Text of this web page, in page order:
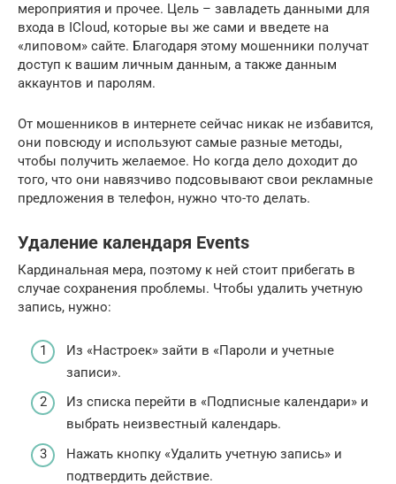
мероприятия и прочее. Цель – завладеть данными для
входа в ICloud, которые вы же сами и введете на
«липовом» сайте. Благодаря этому мошенники получат
доступ к вашим личным данным, а также данным
аккаунтов и паролям.
От мошенников в интернете сейчас никак не избавится,
они повсюду и используют самые разные методы,
чтобы получить желаемое. Но когда дело доходит до
того, что они навязчиво подсовывают свои рекламные
предложения в телефон, нужно что-то делать.
Удаление календаря Events
Кардинальная мера, поэтому к ней стоит прибегать в
случае сохранения проблемы. Чтобы удалить учетную
запись, нужно:
Из «Настроек» зайти в «Пароли и учетные
записи».
Из списка перейти в «Подписные календари» и
выбрать неизвестный календарь.
Нажать кнопку «Удалить учетную запись» и
подтвердить действие.